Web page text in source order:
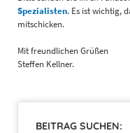
Spezialisten. Es ist wichtig,
mitschicken.
Mit freundlichen Grüßen
Steffen Kellner.
BEITRAG SUCHEN: